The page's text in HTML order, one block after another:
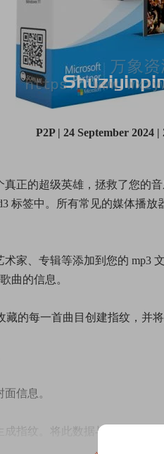
P2P | 24 September 2024 |
真正的超级英雄，拯救了您的
标签中。所有常见的媒体播
术家、专辑等添加到您的 mp3
曲的信息。
藏的每一首曲目创建指纹，并
信息。
成指纹。将此数据与互联网上